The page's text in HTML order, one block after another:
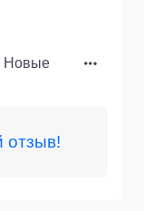
Новые
отзыв!